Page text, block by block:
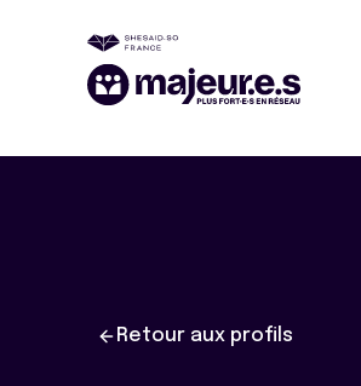
Retour aux profils